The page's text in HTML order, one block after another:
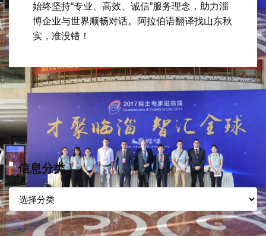
始终坚持“专业、高效、诚信”服务理念，助力淄
博企业与世界顺畅对话。阿拉伯语翻译找山东秋
实，准没错！
信息分类
信
息
分